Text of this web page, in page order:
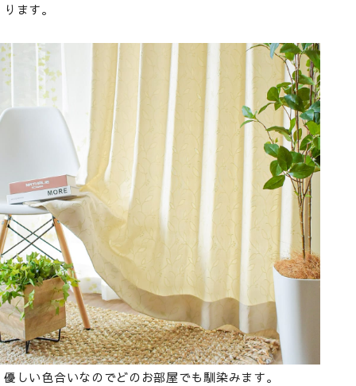
ります。
優しい色合いなのでどのお部屋でも馴染みます。